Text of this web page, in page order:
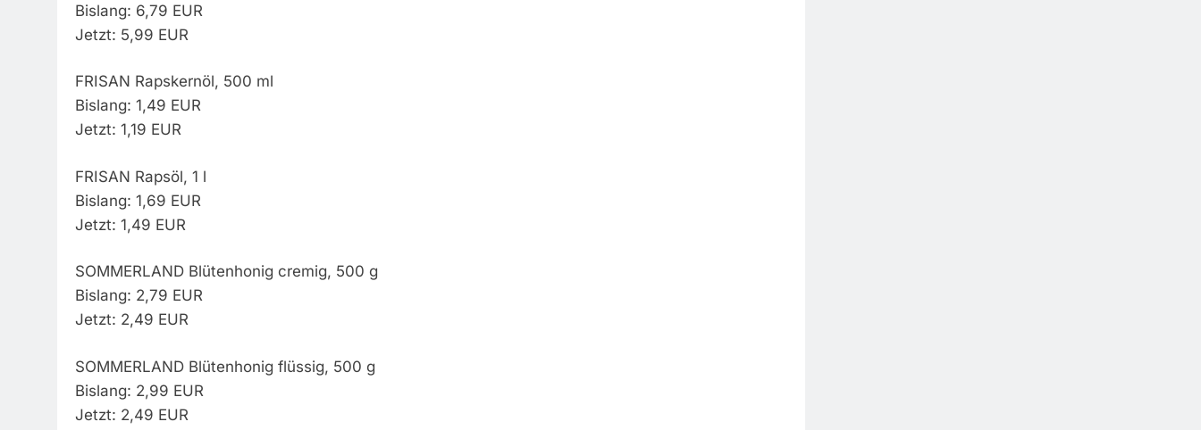
Bislang: 6,79 EUR
Jetzt: 5,99 EUR
FRISAN Rapskernöl, 500 ml
Bislang: 1,49 EUR
Jetzt: 1,19 EUR
FRISAN Rapsöl, 1 l
Bislang: 1,69 EUR
Jetzt: 1,49 EUR
SOMMERLAND Blütenhonig cremig, 500 g
Bislang: 2,79 EUR
Jetzt: 2,49 EUR
SOMMERLAND Blütenhonig flüssig, 500 g
Bislang: 2,99 EUR
Jetzt: 2,49 EUR